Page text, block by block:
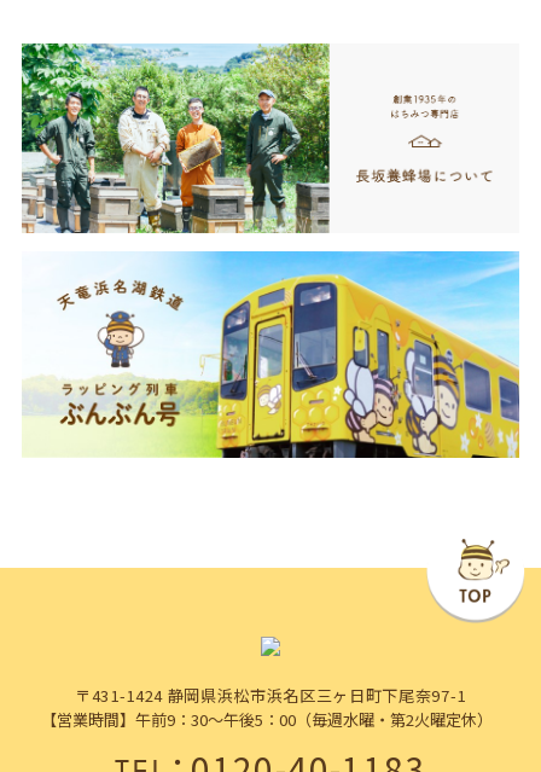
〒431-1424 静岡県浜松市浜名区三ヶ日町下尾奈97-1
【営業時間】午前9：30～午後5：00（毎週水曜・第2火曜定休）